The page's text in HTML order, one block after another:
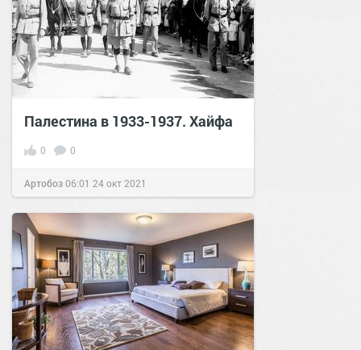
Палестина в 1933-1937. Хайфа
0 0
Артобоз06:01 24 окт 2021